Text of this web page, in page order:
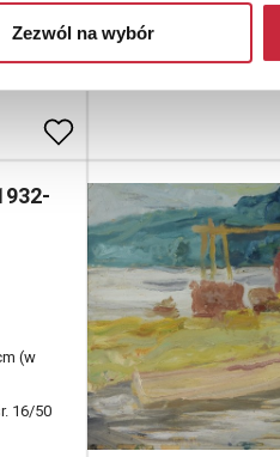
Zezwól na wybór
(w
16/50